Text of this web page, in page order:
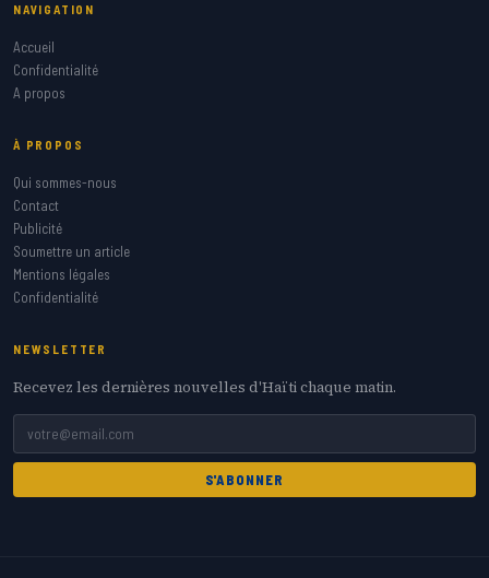
NAVIGATION
Accueil
Confidentialité
A propos
À PROPOS
Qui sommes-nous
Contact
Publicité
Soumettre un article
Mentions légales
Confidentialité
NEWSLETTER
Recevez les dernières nouvelles d'Haïti chaque matin.
S'ABONNER